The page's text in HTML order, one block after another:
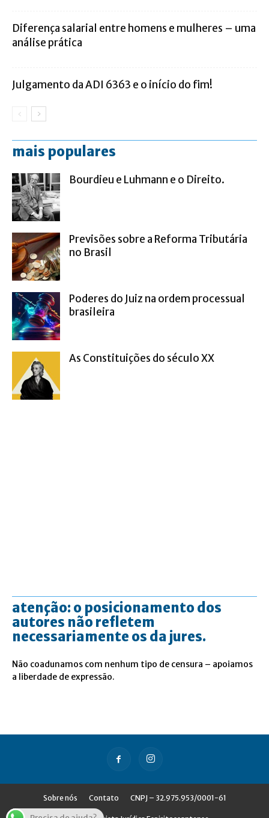
Diferença salarial entre homens e mulheres – uma
análise prática
Julgamento da ADI 6363 e o início do fim!
mais populares
Bourdieu e Luhmann e o Direito.
Previsões sobre a Reforma Tributária
no Brasil
Poderes do Juiz na ordem processual
brasileira
As Constituições do século XX
atenção: o posicionamento dos
autores não refletem
necessariamente os da jures.
Não coadunamos com nenhum tipo de censura – apoiamos
a liberdade de expressão.
Sobre nós Contato CNPJ – 32.975.953/0001-61